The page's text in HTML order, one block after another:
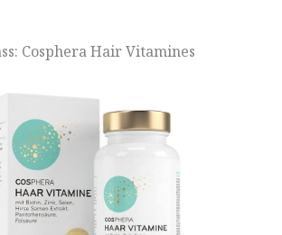
Cosphera Hair Vitamines